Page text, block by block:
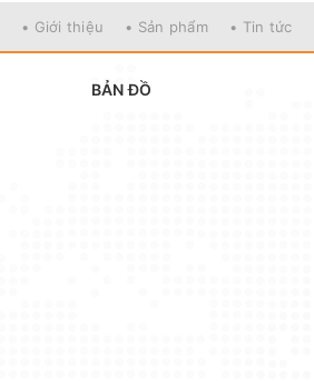
• Giới thiệu • Sản phẩm • Tin tức
BẢN ĐỒ